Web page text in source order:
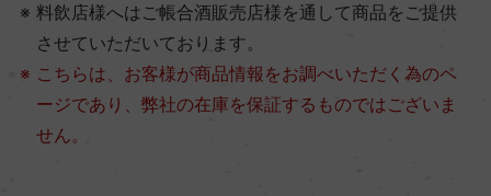
料飲店様へはご帳合酒販売店様を通して商品をご提供
させていただいております。
こちらは、お客様が商品情報をお調べいただく為のペ
ージであり、弊社の在庫を保証するものではございま
せん。